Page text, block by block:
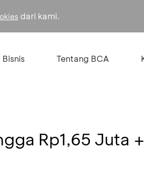
dari kami.
Bisnis Tentang BCA
Rp1,65 Juta